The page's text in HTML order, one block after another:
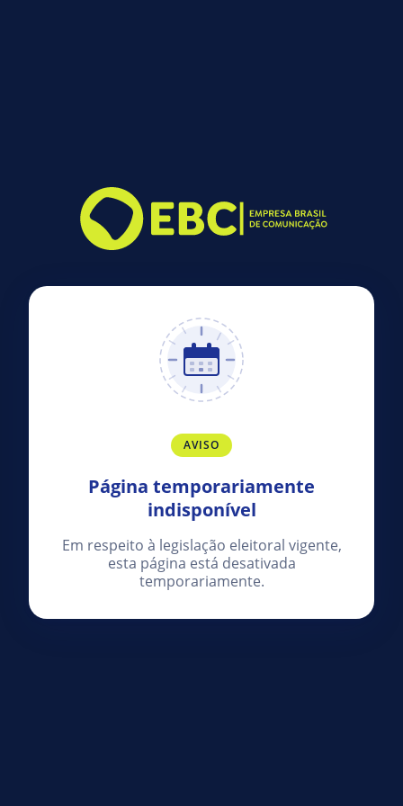
AVISO
Página temporariamente
indisponível
Em respeito à legislação eleitoral vigente,
esta página está desativada
temporariamente.